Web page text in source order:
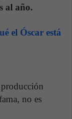
al año.
el Óscar está
no es